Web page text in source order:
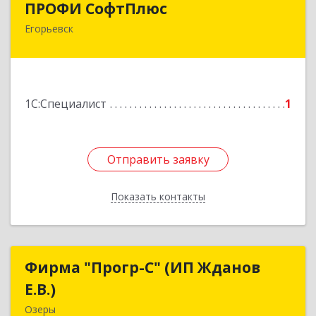
ПРОФИ СофтПлюс
Егорьевск
1С:Специалист 1
Отправить заявку
Показать контакты
Отправить заявку
Назад
Фирма "Прогр-С" (ИП Жданов
Е.В.)
Озеры
Фирма "Прогр-С" (ИП Жданов